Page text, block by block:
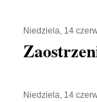
Niedziela, 14
Niedziela, 14